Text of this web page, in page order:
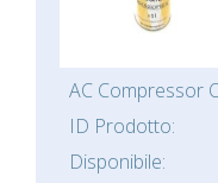
AC Compressor
ID Prodotto:
Disponibile: